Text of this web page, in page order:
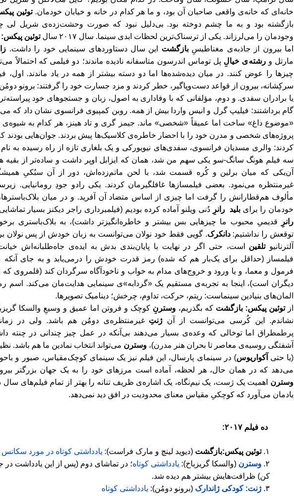
خانه ای که خانهی واقعی صاحبان آن بود، و ما هر کدام در خانه و خیابان خودمان.توئین
بازگشته بود و به ما چشم دوخته بود. بیدلیل نبود که صورت وحشتزدهی شریل لی
وجودمان را میلرزاند. یکی از ترسناکترین لحظات ابدی سینما. سال ۲۰۱۷ سال توئین پیکس
اما بیرون از جاذبهی مغناطیسِبازگشت این سال دستاوردهای سینمایی خود را داشت.
مارتل ورشتهی خیالِ پل توماس اندرسون متاسفانه نادیده ماندند؛ دو فیلمی که احتمالاً می
چیزها را عوض کنند. در میان دیدهشدهها اما دو دسته بیشتر از همه در یاد ماندند. اول،
سرکِشانه، بیرون از قواعد دستوپاگیر، خطر کردند و مزد جسارت خود را گرفتند: بر ونو
یا برادران سفدی. و دوم، مؤلفانی که با وفاداری به اصول، زبان و جستجوهای خود پیراسته
گام برداشتند: فیلیپ گرل و انیس واردا بیش از همه. روبن کمپیوی فرانسوی نشان داد که می
«موضوع داغ» ساخت اما عمیقاً «شخصی» ماند. جیمز گری و تاد هینز، هر کدام به شیوهی
پروژههای شخصی و مدرن خود را با احضار خاطرهی کلاسیکها پیش بردند. جوانهایی بودند
کردند: والری مسدیان فرانسوی، سفدیهای نیویورکی و یک بلغاری تازه از راه رسیده به نام
سه فیلم هونگ سانگ-سو یکی سهم من شد، همان که ایزابل اوپر داشت و سادهتر از بقیه
آنیکی که میان برلین و کُره قسمت شد، با لحن ماتمزده اش، دور از آن سبُکیِ
غیرمنتظره مینمود. بعضی فیلمسازها غافلگیرمان کردند. یکی رادو جودِ رومانیایی.
مألوف همقطارانش را گرفت اما چیزی از اساس متضاد آن آفرید. و در میان بلاک
خودمان را برای بلید رانرِ دُنی ویلنو آماده کرده بودیم (فیلمبرداری راجر دیکنز بسیار
رانرِ قدیمیِ محبوب ما چیزهایی بس بیشتر و خاطره انگیزتر داشت)، به بلاکباستری
توقعش را نداشتیم:دانکرک. گویی فقط خود نولان میتوانست به زبان خودش از پس نولان
آلترنانیو تلقین است، حتی اگر در نهایت با پایانبندی بدش به ایدهی جاهطلبانه اش
فیلمساز (حداقل برای یکبار هم که شده) رمز قدرت خودش را درمییابد و به جای آنکه
فرمول و معما، و یا ورود و خروجهای مدام به خواب و ناخودآگاه سرگردان کند (قلمروی
دیگران است)، اینجا به تجربهی مستقیم یک «گردابه»ی سینمایی هدایتمان میکند. اسم
المان‌های بنیادین سینماست: ریتم، حرکت، تداوم، چرخش؛ دینامیک تصویرها.
ازتوئین پیکس: بازگشت که بگذریم، وسترنِ کوچک و فروتن اما عمیق و وسیعِ والسکا
نشاندم. این کُرسی میتوانست از آن ژنتِغیرمنتظرهی دومُن هم باشد. ولی در
پرطمطراق اما توخالی که وعدهی بسیار میدهند بی‌آنکه در عمل چیز چندانی در چنته
آشفتگی روسیه‌ی معاصر تا بحران هنر مدرن)، وسترن میتواند انتخاب نمادین ما هم باشد.
(یا حتی آکواریوس) در سینمای پارسال، این فیلم نیز یک سینمای کوچکمقیاس، صبور و
میدهد که در همان حال، هر لحظه، آماده است مرزهای خود را به یک جهان بزرگتر
وسترن اهمیت یک ژست، یک نیمنگاه، یک اشاره‌ی ظریف تنانه را بهتر از تمام فیلمهای سال
یادمان می آورد که کوچکیِ مقیاس معنای محدودیت در افق دید نمیدهد.
ده فیلم ۲۰۱۷:
۱.توئین پیکس:بازگشت (دیوید لینچ و مارک فراست): یادداشتی کوتاه در مورد سکانس
۲. وسترن (والسکا گریزباخ): یادداشتی کوتاه؛ در تماشای دوم (پس از این یادداشت در
کن) ظرافت‌هایش بیشتر هم دیده شد.
۳. ژنت: کودکی ژاندارک (برونو دومُن): یادداشتی کوتاه